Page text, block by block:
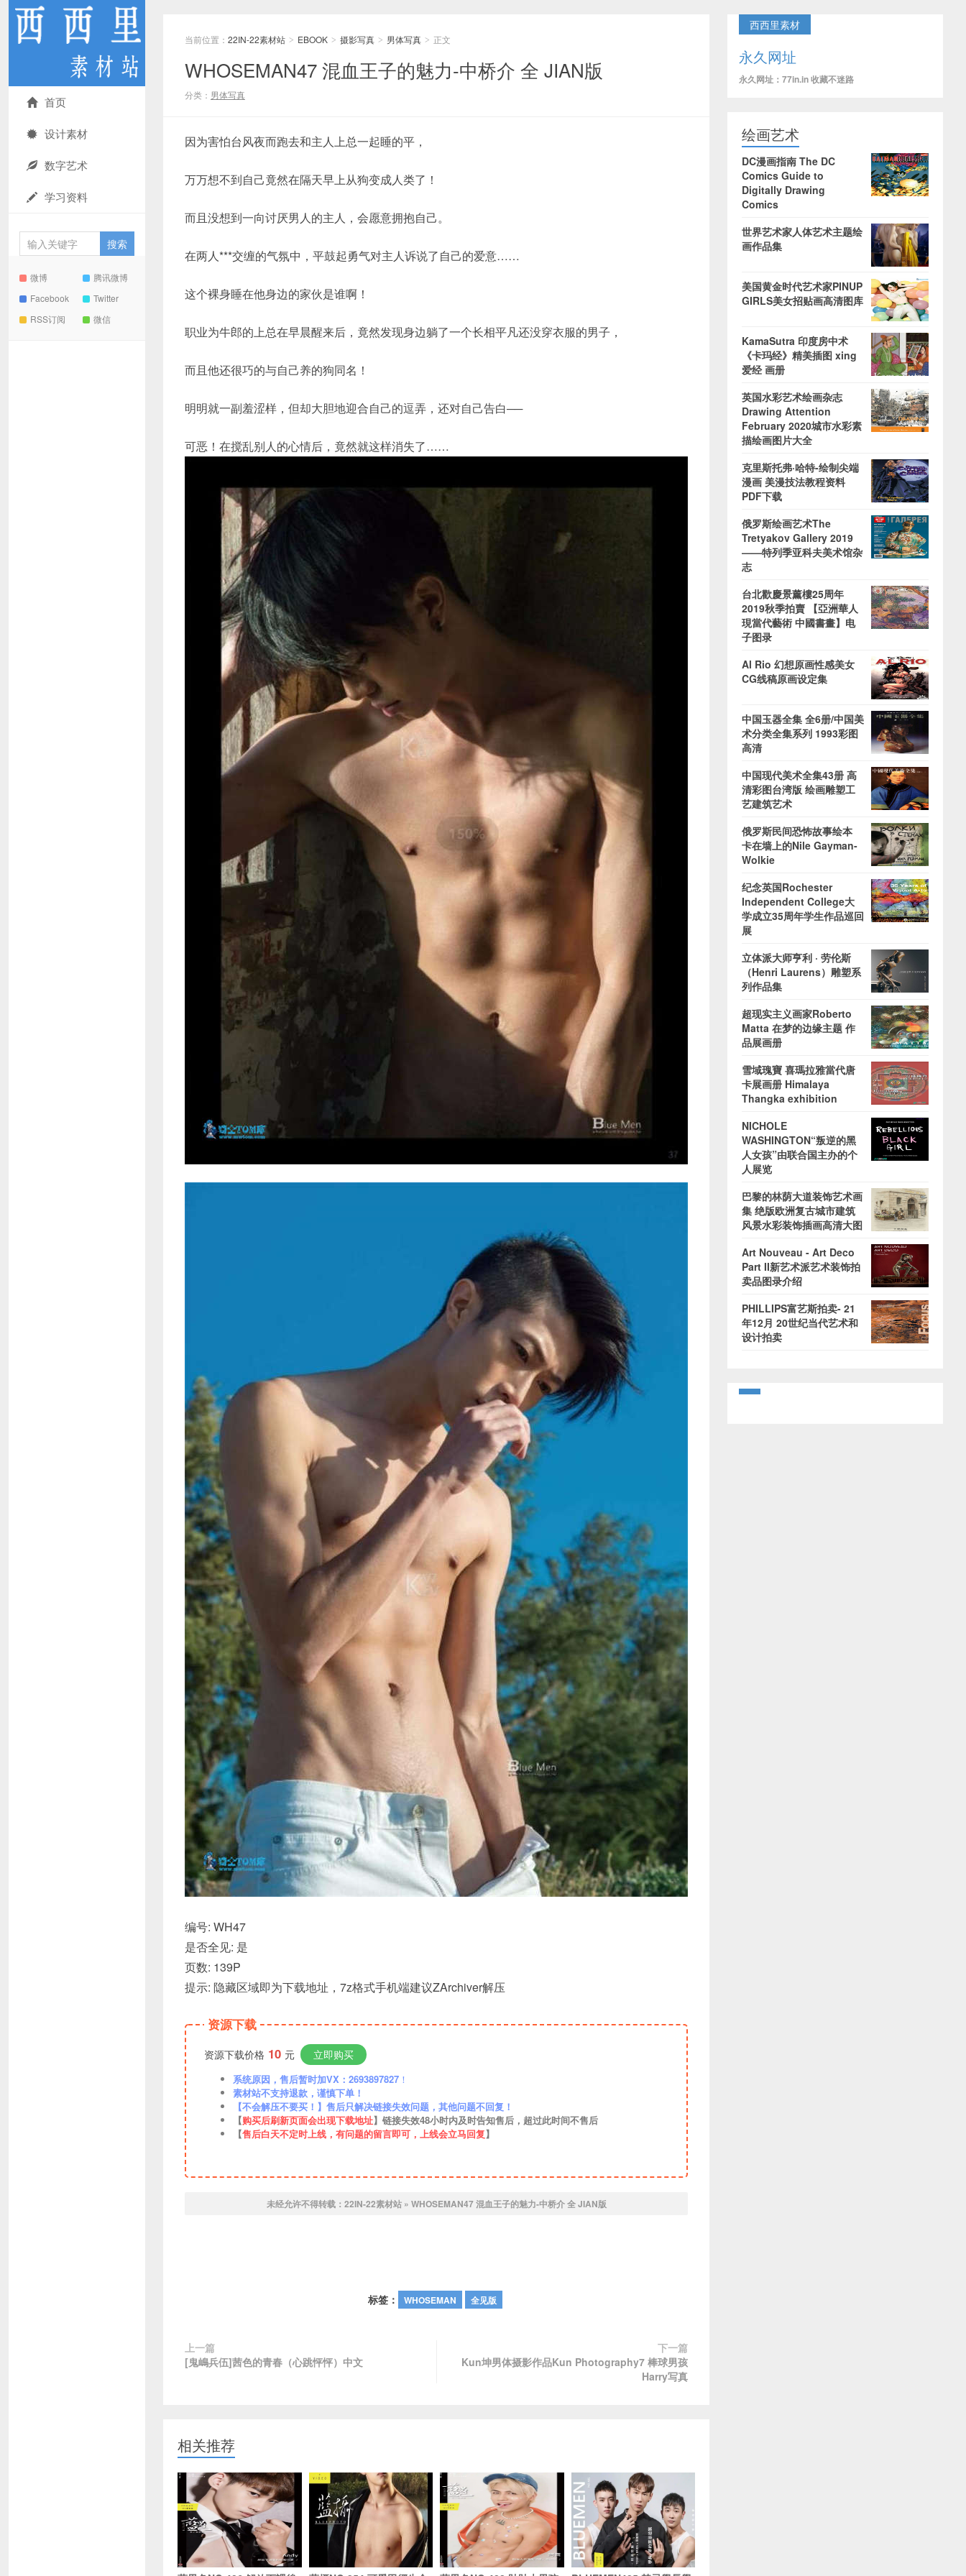
首页
设计素材
数字艺术
学习资料
微博
腾讯微博
Facebook
Twitter
RSS订阅
微信
当前位置： 22IN-22素材站 > EBOOK > 摄影写真 > 男体写真 > 正文
WHOSEMAN47 混血王子的魅力-中桥介 全 JIAN版
分类： 男体写真
因为害怕台风夜而跑去和主人上总一起睡的平，
万万想不到自己竟然在隔天早上从狗变成人类了！
而且没想到一向讨厌男人的主人，会愿意拥抱自己。
在两人***交缠的气氛中，平鼓起勇气对主人诉说了自己的爱意……
这个裸身睡在他身边的家伙是谁啊！
职业为牛郎的上总在早晨醒来后，竟然发现身边躺了一个长相平凡还没穿衣服的男子，
而且他还很巧的与自己养的狗同名！
明明就一副羞涩样，但却大胆地迎合自己的逗弄，还对自己告白──
可恶！在搅乱别人的心情后，竟然就这样消失了……
编号: WH47
是否全见: 是
页数: 139P
提示: 隐藏区域即为下载地址，7z格式手机端建议ZArchiver解压
资源下载
资源下载价格 10 元 立即购买
系统原因，售后暂时加VX：2693897827 ！
素材站不支持退款，谨慎下单！
【不会解压不要买！】售后只解决链接失效问题，其他问题不回复！
【购买后刷新页面会出现下载地址】链接失效48小时内及时告知售后，超过此时间不售后
【售后白天不定时上线，有问题的留言即可，上线会立马回复】
未经允许不得转载： 22IN-22素材站» WHOSEMAN47 混血王子的魅力-中桥介 全 JIAN版
标签： WHOSEMAN 全见版
上一篇
[鬼嶋兵伍]茜色的青春（心跳怦怦）中文
下一篇
Kun坤男体摄影作品Kun Photography7 棒球男孩
Harry写真
相关推荐
西西里素材
永久网址
永久网址：77in.in 收藏不迷路
绘画艺术
DC漫画指南 The DC
Comics Guide to
Digitally Drawing
Comics
世界艺术家人体艺术主题绘
画作品集
美国黄金时代艺术家PINUP
GIRLS美女招贴画高清图库
KamaSutra 印度房中术
《卡玛经》精美插图 xing
爱经 画册
英国水彩艺术绘画杂志
Drawing Attention
February 2020城市水彩素
描绘画图片大全
克里斯托弗·哈特-绘制尖端
漫画 美漫技法教程资料
PDF下载
俄罗斯绘画艺术The
Tretyakov Gallery 2019
——特列季亚科夫美术馆杂
志
台北歡慶景薰樓25周年
2019秋季拍賣 【亞洲華人
現當代藝術 中國書畫】电
子图录
Al Rio 幻想原画性感美女
CG线稿原画设定集
中国玉器全集 全6册/中国美
术分类全集系列 1993彩图
高清
中国现代美术全集43册 高
清彩图台湾版 绘画雕塑工
艺建筑艺术
俄罗斯民间恐怖故事绘本
卡在墙上的Nile Gayman-
Wolkie
纪念英国Rochester
Independent College大
学成立35周年学生作品巡回
展
立体派大师亨利 · 劳伦斯
（Henri Laurens）雕塑系
列作品集
超现实主义画家Roberto
Matta 在梦的边缘主题 作
品展画册
雪域瑰寶 喜瑪拉雅當代唐
卡展画册 Himalaya
Thangka exhibition
NICHOLE
WASHINGTON“叛逆的黑
人女孩”由联合国主办的个
人展览
巴黎的林荫大道装饰艺术画
集 绝版欧洲复古城市建筑
风景水彩装饰插画高清大图
Art Nouveau - Art Deco
Part II新艺术派艺术装饰拍
卖品图录介绍
PHILLIPS富艺斯拍卖- 21
年12月 20世纪当代艺术和
设计拍卖